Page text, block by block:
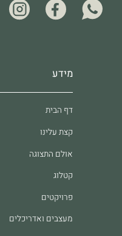
מידע
דף הבית
קצת עלינו
אולם התצוגה
קטלוג
פרויקטים
מעצבים ואדריכלים